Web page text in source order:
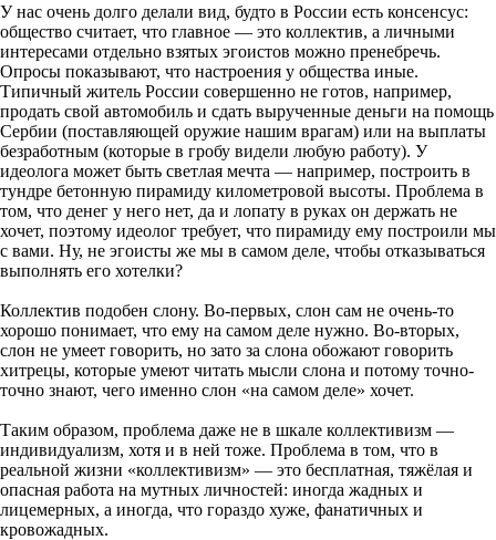
У нас очень долго делали вид, будто в России есть консенсус:
общество считает, что главное — это коллектив, а личными
интересами отдельно взятых эгоистов можно пренебречь.
Опросы показывают, что настроения у общества иные.
Типичный житель России совершенно не готов, например,
продать свой автомобиль и сдать вырученные деньги на помощь
Сербии (поставляющей оружие нашим врагам) или на выплаты
безработным (которые в гробу видели любую работу). У
идеолога может быть светлая мечта — например, построить в
тундре бетонную пирамиду километровой высоты. Проблема в
том, что денег у него нет, да и лопату в руках он держать не
хочет, поэтому идеолог требует, что пирамиду ему построили мы
с вами. Ну, не эгоисты же мы в самом деле, чтобы отказываться
выполнять его хотелки?
Коллектив подобен слону. Во-первых, слон сам не очень-то
хорошо понимает, что ему на самом деле нужно. Во-вторых,
слон не умеет говорить, но зато за слона обожают говорить
хитрецы, которые умеют читать мысли слона и потому точно-
точно знают, чего именно слон «на самом деле» хочет.
Таким образом, проблема даже не в шкале коллективизм —
индивидуализм, хотя и в ней тоже. Проблема в том, что в
реальной жизни «коллективизм» — это бесплатная, тяжёлая и
опасная работа на мутных личностей: иногда жадных и
лицемерных, а иногда, что гораздо хуже, фанатичных и
кровожадных.